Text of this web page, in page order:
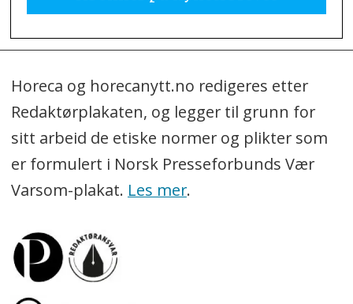
Horeca og horecanytt.no redigeres etter
Redaktørplakaten, og legger til grunn for
sitt arbeid de etiske normer og plikter som
er formulert i Norsk Presseforbunds Vær
Varsom-plakat. Les mer.